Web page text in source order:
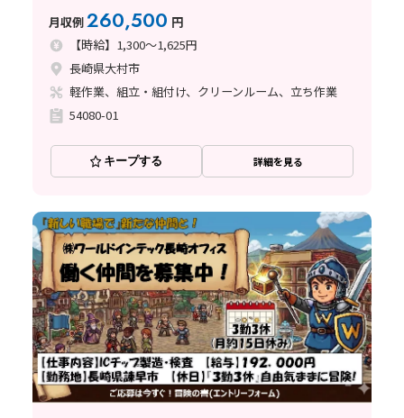
（最大6万円）あり！
月収例260,500 円
【時給】1,300～1,625円
長崎県大村市
軽作業、組立・組付け、クリーンルーム、立ち作業
54080-01
キープする 詳細を見る